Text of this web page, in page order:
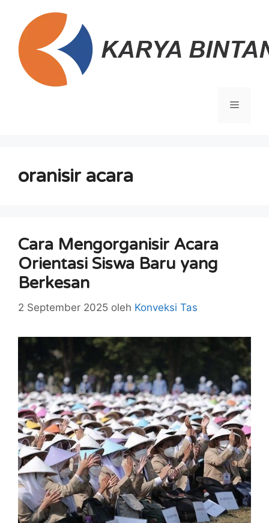
Menu
oranisir acara
Cara Mengorganisir Acara
Orientasi Siswa Baru yang
Berkesan
2 September 2025 oleh Konveksi Tas